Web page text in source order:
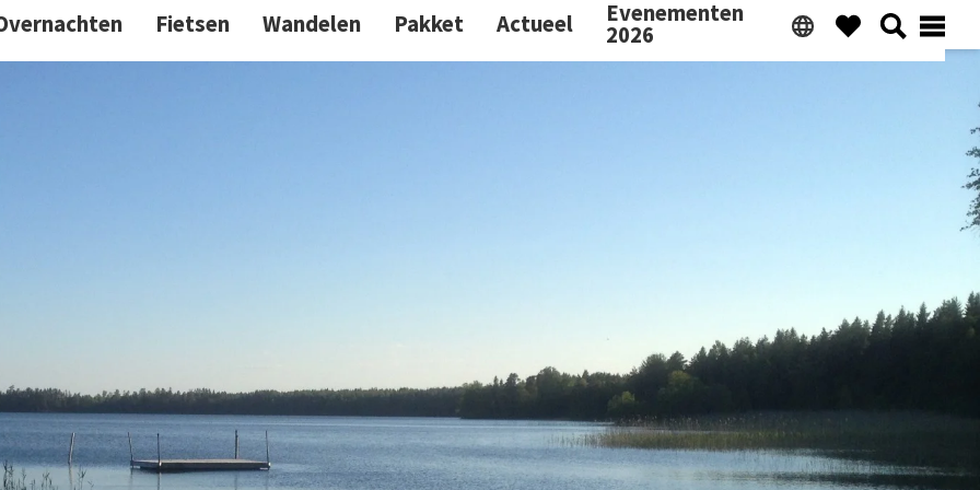
Fietsen Wandelen Pakket Actueel Evenementen
2026